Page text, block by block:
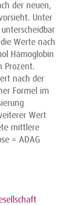
der neuen,
Unter
Werte nach
Hämoglobin
Prozent.
nach der
Formel im
Wert
mittlere
= ADAG